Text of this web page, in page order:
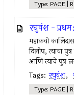
Type: PAGE |
रघुवंश -
महाकवी
दिलीप, त्याचा
आणि त्याचे पुत्र
Tags: रघुवंश,
Type: PAGE |